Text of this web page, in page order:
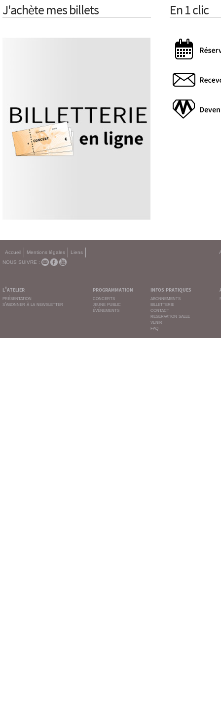
J'achète mes billets En 1 clic
Accueil Mentions légales
Liens
NOUS SUIVRE :
l'atelier
présentation
s'abonner à la newsletter
programmation
concerts
jeune public
événements
infos pratiques
abonnements
billetterie
contact
reservation salle
venir
faq